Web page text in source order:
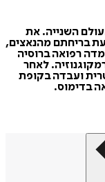
השנייה. את
בריחתם מהנאצים,
רפואה ברוסיה
לאחר
ועבדה בקופת
בדימוס.